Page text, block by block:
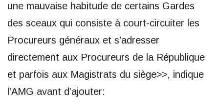
une mauvaise habitude de certains Gardes
des sceaux qui consiste à court-circuiter les
Procureurs généraux et s’adresser
directement aux Procureurs de la République
et parfois aux Magistrats du siège>>, indique
l’AMG avant d’ajouter: